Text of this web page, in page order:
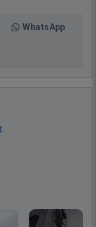
WhatsApp